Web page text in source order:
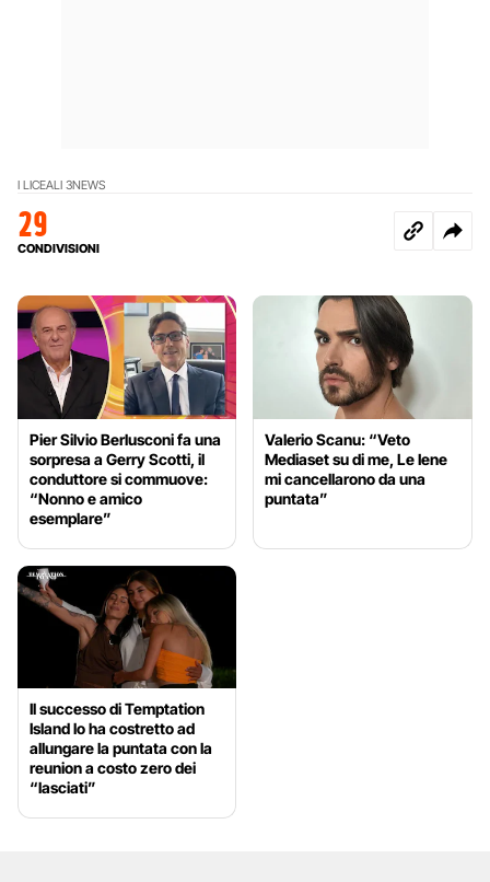
I LICEALI 3NEWS
29
CONDIVISIONI
Pier Silvio Berlusconi fa una
sorpresa a Gerry Scotti, il
conduttore si commuove:
“Nonno e amico
esemplare”
Valerio Scanu: “Veto
Mediaset su di me, Le Iene
mi cancellarono da una
puntata”
Il successo di Temptation
Island lo ha costretto ad
allungare la puntata con la
reunion a costo zero dei
“lasciati”